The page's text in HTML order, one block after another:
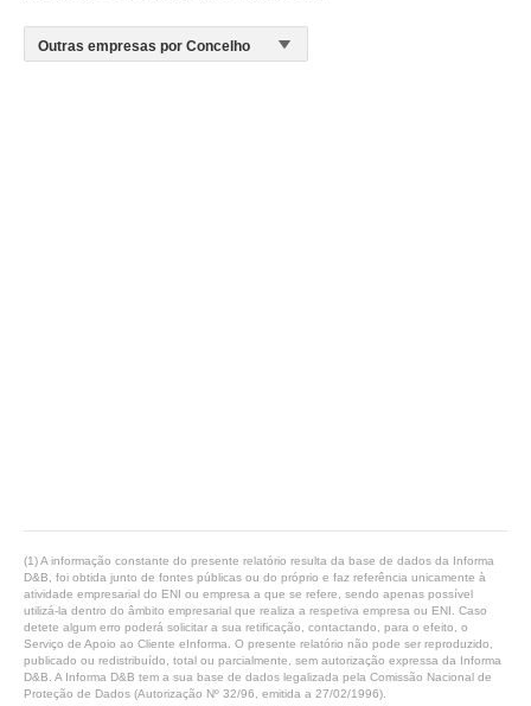
(1) A informação constante do presente relatório resulta da base de dados da Informa
D&B, foi obtida junto de fontes públicas ou do próprio e faz referência unicamente à
atividade empresarial do ENI ou empresa a que se refere, sendo apenas possível
utilizá-la dentro do âmbito empresarial que realiza a respetiva empresa ou ENI. Caso
detete algum erro poderá solicitar a sua retificação, contactando, para o efeito, o
Serviço de Apoio ao Cliente eInforma. O presente relatório não pode ser reproduzido,
publicado ou redistribuído, total ou parcialmente, sem autorização expressa da Informa
D&B. A Informa D&B tem a sua base de dados legalizada pela Comissão Nacional de
Proteção de Dados (Autorização Nº 32/96, emitida a 27/02/1996).